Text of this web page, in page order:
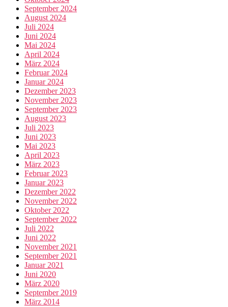
September 2024
August 2024
Juli 2024
Juni 2024
Mai 2024
April 2024
März 2024
Februar 2024
Januar 2024
Dezember 2023
November 2023
September 2023
August 2023
Juli 2023
Juni 2023
Mai 2023
April 2023
März 2023
Februar 2023
Januar 2023
Dezember 2022
November 2022
Oktober 2022
September 2022
Juli 2022
Juni 2022
November 2021
September 2021
Januar 2021
Juni 2020
März 2020
September 2019
März 2014